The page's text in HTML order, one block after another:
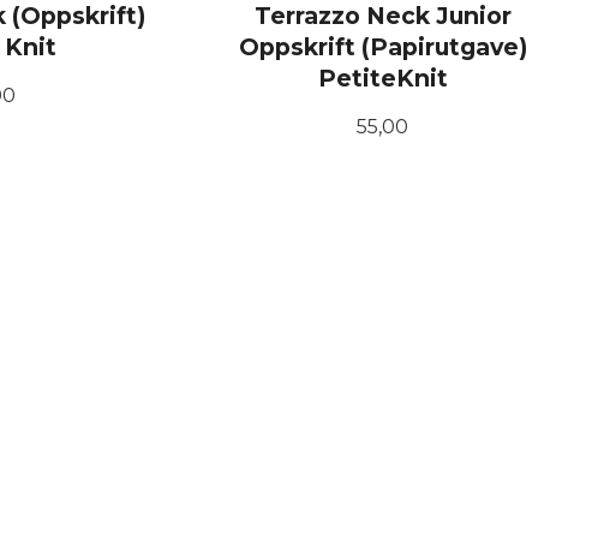
(Oppskrift)
Terrazzo Neck Junior
Oppskrift (Papirutgave)
PetiteKnit
Pris
55,00